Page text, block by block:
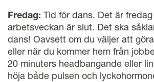
Fredag: Tid för dans. Det är
arbetsveckan är slut. Det ska
dans! Oavsett om du väljer att
eller när du kommer hem från
20 minuters headbangande eller
höja både pulsen och